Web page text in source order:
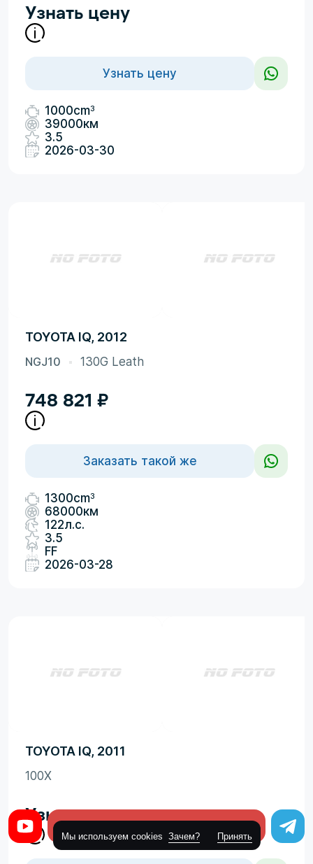
Узнать цену
Узнать цену
1000cm3
39000км
3.5
2026-03-30
TOYOTA IQ, 2012
NGJ10 130G Leath
748 821 ₽
Заказать такой же
1300cm3
68000км
122л.с.
3.5
FF
2026-03-28
TOYOTA IQ, 2011
100X
Узнать цену
Мы используем cookies Зачем? Принять